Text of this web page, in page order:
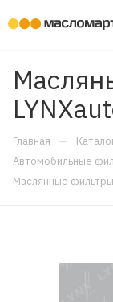
Главная —
Автомобильные
Маслянные фильтры